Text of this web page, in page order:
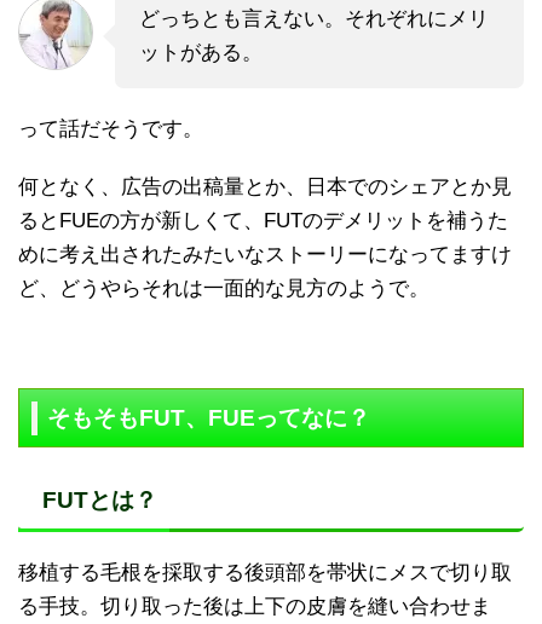
どっちとも言えない。それぞれにメリ
ットがある。
って話だそうです。
何となく、広告の出稿量とか、日本でのシェアとか見
るとFUEの方が新しくて、FUTのデメリットを補うた
めに考え出されたみたいなストーリーになってますけ
ど、どうやらそれは一面的な見方のようで。
そもそもFUT、FUEってなに？
FUTとは？
移植する毛根を採取する後頭部を帯状にメスで切り取
る手技。切り取った後は上下の皮膚を縫い合わせま